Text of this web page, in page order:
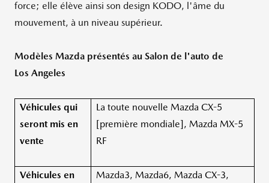
force; elle élève ainsi son design KODO, l'âme du
mouvement, à un niveau supérieur.
Modèles Mazda présentés au Salon de l'auto de
Los Angeles
Véhicules qui
seront mis en
vente
La toute nouvelle Mazda CX-5
[première mondiale], Mazda MX-5
RF
Véhicules en
Mazda3, Mazda6, Mazda CX-3,